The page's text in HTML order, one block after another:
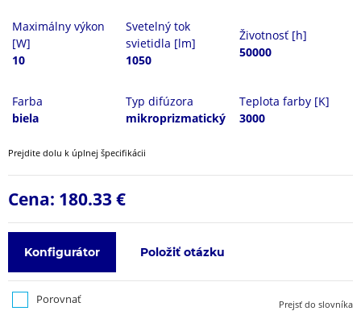
Maximálny výkon
[W]
10
Svetelný tok
svietidla [lm]
1050
Životnosť [h]
50000
Farba
biela
Typ difúzora
mikroprizmatický
Teplota farby [K]
3000
Prejdite dolu k úplnej špecifikácii
Cena: 180.33 €
Konfigurátor Položiť otázku
Porovnať
Prejsť do slovníka